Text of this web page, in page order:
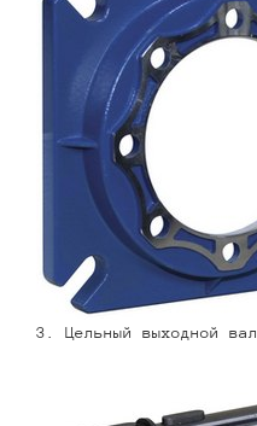
3. Цельный выходной вал